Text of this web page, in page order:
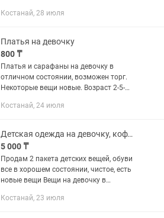
Костанай, 28 июля
Платья на девочку
800 ₸
Платья и сарафаны на девочку в
отличном состоянии, возможен торг.
Некоторые вещи новые. Возраст 2-5-
Костанай, 24 июля
Детская одежда на девочку, кофты, куртки
5 000 ₸
Продам 2 пакета детских вещей, обуви
все в хорошем состоянии, чистое, есть
новые вещи Вещи на девочку в
Костанай, 23 июля